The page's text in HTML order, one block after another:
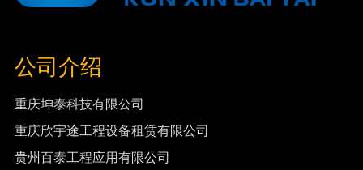
公司介绍
重庆坤泰科技有限公司
重庆欣宇途工程设备租赁有限公司
贵州百泰工程应用有限公司